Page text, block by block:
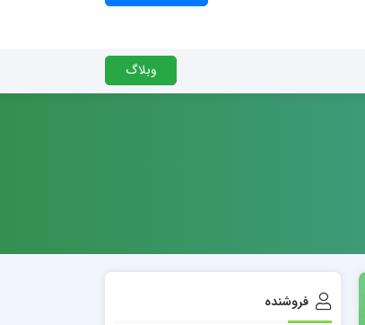
وبلاگ
فروشنده